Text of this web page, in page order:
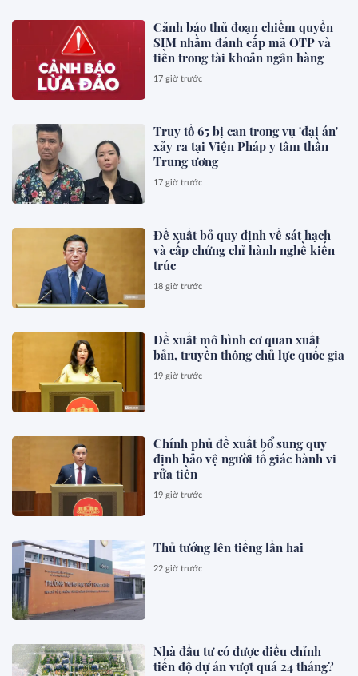
Cảnh báo thủ đoạn chiếm quyền
SIM nhằm đánh cắp mã OTP và
tiền trong tài khoản ngân hàng
17 giờ trước
Truy tố 65 bị can trong vụ 'đại án'
xảy ra tại Viện Pháp y tâm thần
Trung ương
17 giờ trước
Đề xuất bỏ quy định về sát hạch
và cấp chứng chỉ hành nghề kiến
trúc
18 giờ trước
Đề xuất mô hình cơ quan xuất
bản, truyền thông chủ lực quốc gia
19 giờ trước
Chính phủ đề xuất bổ sung quy
định bảo vệ người tố giác hành vi
rửa tiền
19 giờ trước
Thủ tướng lên tiếng lần hai
22 giờ trước
Nhà đầu tư có được điều chỉnh
tiến độ dự án vượt quá 24 tháng?